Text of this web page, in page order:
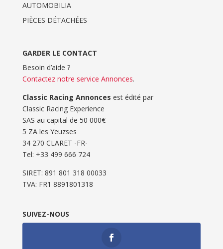
AUTOMOBILIA
PIÈCES DÉTACHÉES
GARDER LE CONTACT
Besoin d’aide ?
Contactez notre service Annonces.
Classic Racing Annonces est édité par
Classic Racing Experience
SAS au capital de 50 000€
5 ZA les Yeuzses
34 270 CLARET -FR-
Tel: ‭+33 499 666 724‬
SIRET: 891 801 318 00033
TVA: FR1 8891801318
SUIVEZ-NOUS